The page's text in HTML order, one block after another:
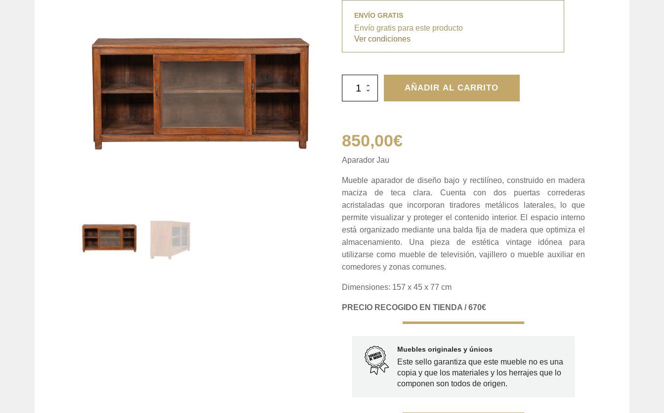
ENVÍO GRATIS
Envío gratis para este producto
Ver condiciones
Aparador
cantidad
AÑADIR AL CARRITO
850,00€
Aparador Jau
Mueble aparador de diseño bajo y rectilíneo, construido en madera
maciza de teca clara. Cuenta con dos puertas correderas
acristaladas que incorporan tiradores metálicos laterales, lo que
permite visualizar y proteger el contenido interior. El espacio interno
está organizado mediante una balda fija de madera que optimiza el
almacenamiento. Una pieza de estética vintage idónea para
utilizarse como mueble de televisión, vajillero o mueble auxiliar en
comedores y zonas comunes.
Dimensiones: 157 x 45 x 77 cm
PRECIO RECOGIDO EN TIENDA / 670€
Muebles originales y únicos
Este sello garantiza que este mueble no es una
copia y que los materiales y los herrajes que lo
componen son todos de origen.